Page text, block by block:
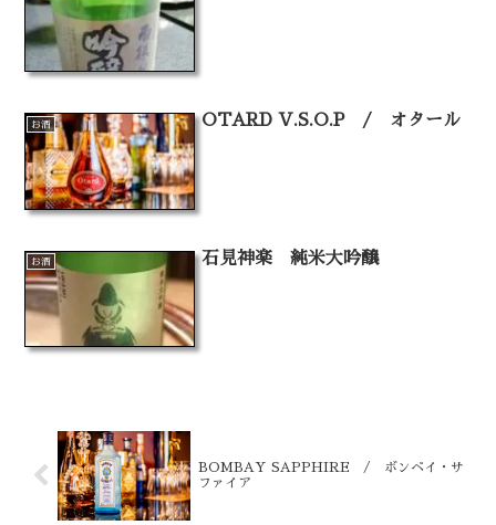
お酒 OTARD V.S.O.P / オタール
お酒 石見神楽 純米大吟醸
BOMBAY SAPPHIRE / ボンベイ・サ
ファイア